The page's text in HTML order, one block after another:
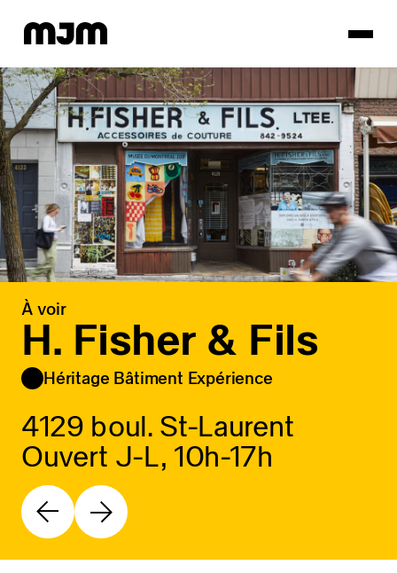
Homepage
À voir
H. Fisher & Fils
Héritage Bâtiment Expérience
4129 boul. St-Laurent
Ouvert J-L, 10h-17h